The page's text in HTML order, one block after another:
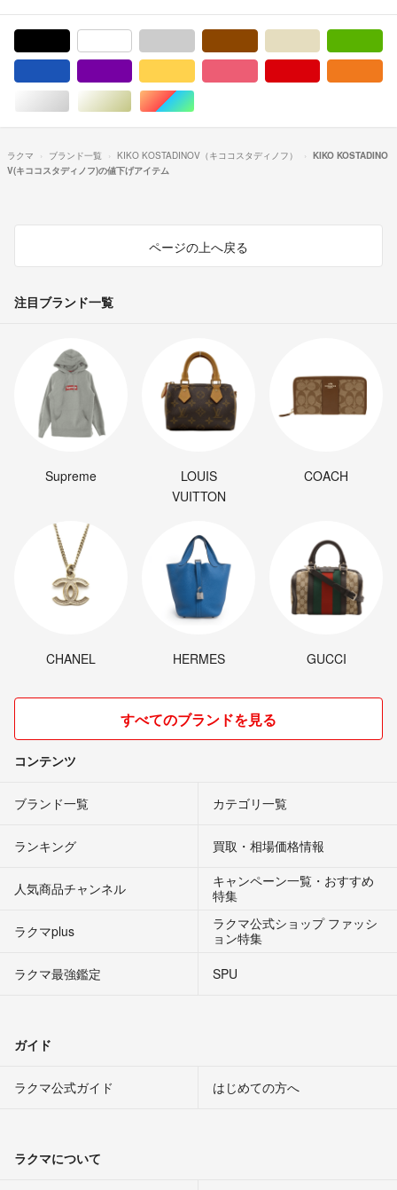
シルバー/銀色系ゴールド/金色系マルチカラー
ラクマ ブランド一覧 KIKO KOSTADINOV（キココスタディノフ）
KIKO KOSTADINO
V(キココスタディノフ)の値下げアイテム
ページの上へ戻る
注目ブランド一覧
Supreme
LOUIS
VUITTON
COACH
CHANEL HERMES GUCCI
すべてのブランドを見る
コンテンツ
ブランド一覧 カテゴリ一覧
ランキング 買取・相場価格情報
人気商品チャンネル
キャンペーン一覧・おすすめ
特集
ラクマplus
ラクマ公式ショップ ファッシ
ョン特集
ラクマ最強鑑定
SPU
ガイド
ラクマ公式ガイド はじめての方へ
ラクマについて